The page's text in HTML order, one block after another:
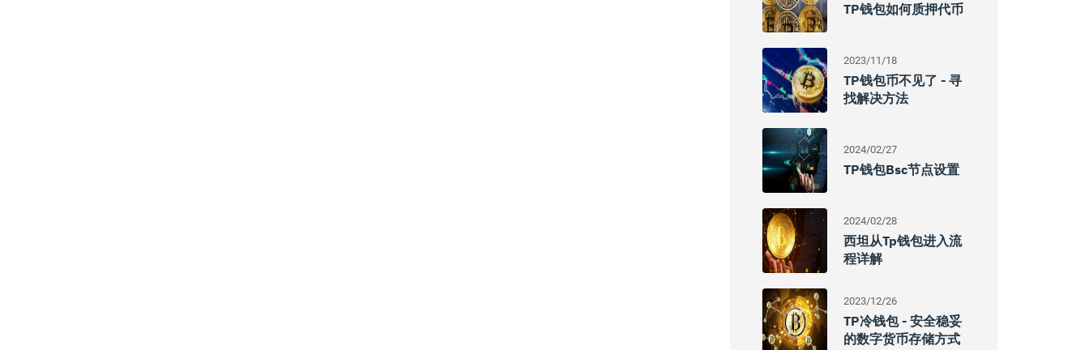
TP钱包如何质押代币
2023/11/18
TP钱包币不见了 - 寻
找解决方法
2024/02/27
TP钱包bsc节点设置
2024/02/28
西坦从tp钱包进入流
程详解
2023/12/26
TP冷钱包 - 安全稳妥
的数字货币存储方式